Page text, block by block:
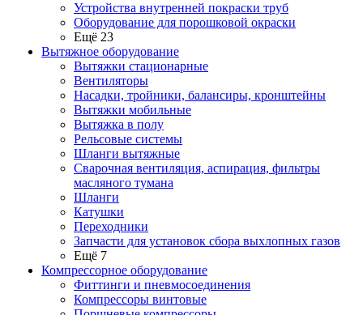
Устройства внутренней покраски труб
Оборудование для порошковой окраски
Ещё 23
Вытяжное оборудование
Вытяжки стационарные
Вентиляторы
Насадки, тройники, балансиры, кронштейны
Вытяжки мобильные
Вытяжка в полу
Рельсовые системы
Шланги вытяжные
Сварочная вентиляция, аспирация, фильтры
масляного тумана
Шланги
Катушки
Переходники
Запчасти для установок сбора выхлопных газов
Ещё 7
Компрессорное оборудование
Фиттинги и пневмосоединения
Компрессоры винтовые